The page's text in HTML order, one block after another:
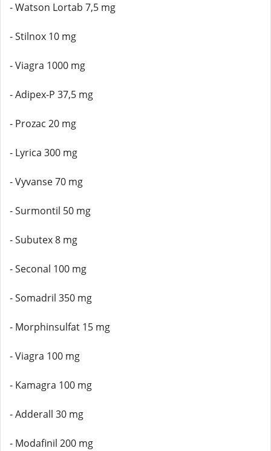
- Watson Lortab 7,5 mg
- Stilnox 10 mg
- Viagra 1000 mg
- Adipex-P 37,5 mg
- Prozac 20 mg
- Lyrica 300 mg
- Vyvanse 70 mg
- Surmontil 50 mg
- Subutex 8 mg
- Seconal 100 mg
- Somadril 350 mg
- Morphinsulfat 15 mg
- Viagra 100 mg
- Kamagra 100 mg
- Adderall 30 mg
- Modafinil 200 mg